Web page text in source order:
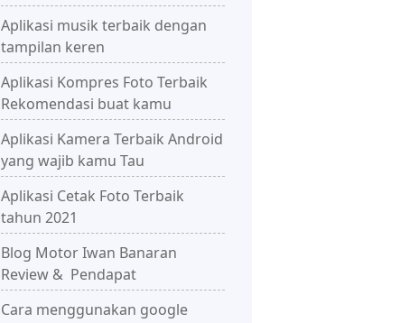
Aplikasi musik terbaik dengan
tampilan keren
Aplikasi Kompres Foto Terbaik
Rekomendasi buat kamu
Aplikasi Kamera Terbaik Android
yang wajib kamu Tau
Aplikasi Cetak Foto Terbaik
tahun 2021
Blog Motor Iwan Banaran
Review & Pendapat
Cara menggunakan google